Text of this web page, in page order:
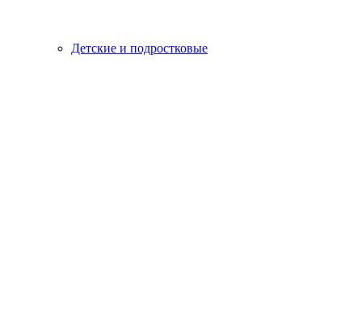
Детские и подростковые